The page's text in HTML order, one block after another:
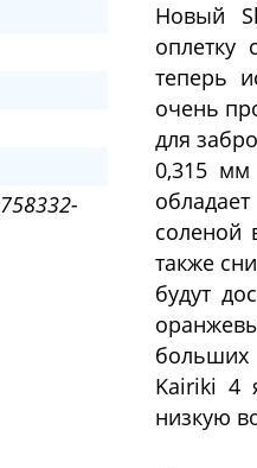
Новый
теперь
очень
для
0,315
соленой
также
будут
больших
Kairiki 4
низкую